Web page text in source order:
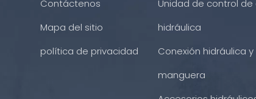
Contáctenos
Mapa del sitio
política de privacidad
Unidad de control de
hidráulica
Conexión hidráulica y
manguera